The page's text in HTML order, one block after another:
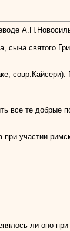
святого
совр.Кайсери).
все те добрые
участии
ли оно